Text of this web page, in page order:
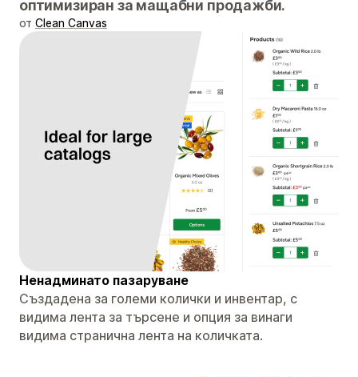
оптимизиран за мащабни продажби.
от Clean Canvas
Ненадминато пазаруване
Създадена за големи колички и инвентар, с
видима лента за търсене и опция за винаги
видима странична лента на количката.